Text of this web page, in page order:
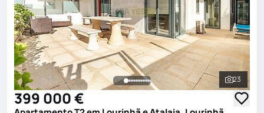
Ver
23
399 000 €